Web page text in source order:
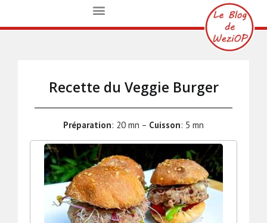
Recette du Veggie Burger
Préparation: 20 mn – Cuisson: 5 mn